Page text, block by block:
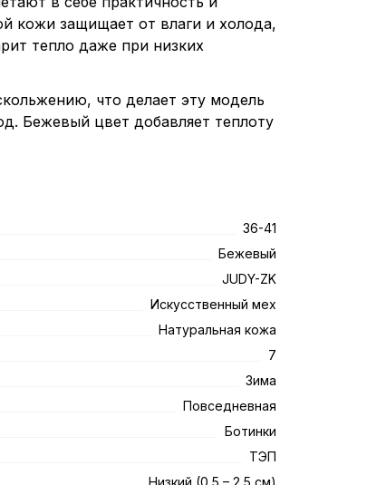
кожи защищает от влаги и холода,
тепло даже при низких
что делает эту модель
Бежевый цвет добавляет теплоту
36-41
Бежевый
JUDY-ZK
Искусственный мех
Натуральная кожа
7
Зима
Повседневная
Ботинки
ТЭП
Низкий (0,5 – 2,5 см)